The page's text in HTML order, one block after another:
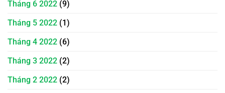
Tháng 6 2022 (9)
Tháng 5 2022 (1)
Tháng 4 2022 (6)
Tháng 3 2022 (2)
Tháng 2 2022 (2)